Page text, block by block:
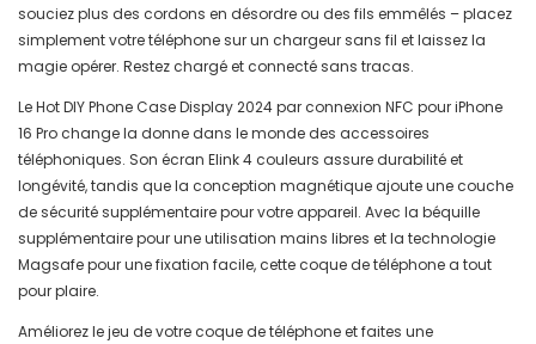
souciez plus des cordons en désordre ou des fils emmêlés – placez
simplement votre téléphone sur un chargeur sans fil et laissez la
magie opérer. Restez chargé et connecté sans tracas.
Le Hot DIY Phone Case Display 2024 par connexion NFC pour iPhone
16 Pro change la donne dans le monde des accessoires
téléphoniques. Son écran Elink 4 couleurs assure durabilité et
longévité, tandis que la conception magnétique ajoute une couche
de sécurité supplémentaire pour votre appareil. Avec la béquille
supplémentaire pour une utilisation mains libres et la technologie
Magsafe pour une fixation facile, cette coque de téléphone a tout
pour plaire.
Améliorez le jeu de votre coque de téléphone et faites une